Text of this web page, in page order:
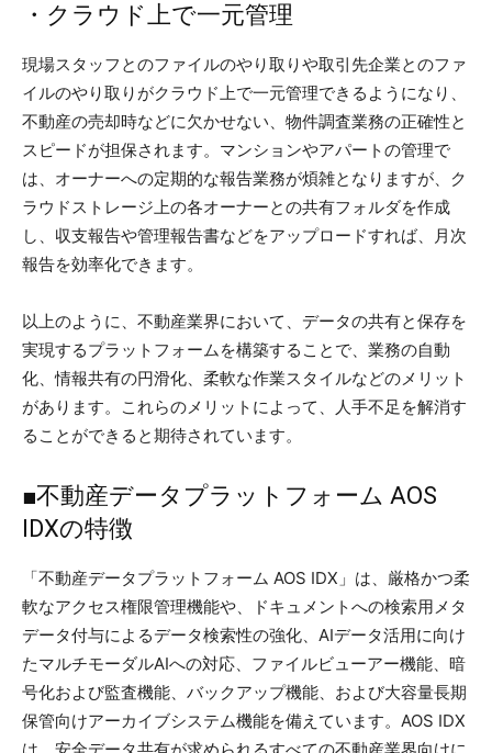
・クラウド上で一元管理
現場スタッフとのファイルのやり取りや取引先企業とのファ
イルのやり取りがクラウド上で一元管理できるようになり、
不動産の売却時などに欠かせない、物件調査業務の正確性と
スピードが担保されます。マンションやアパートの管理で
は、オーナーへの定期的な報告業務が煩雑となりますが、ク
ラウドストレージ上の各オーナーとの共有フォルダを作成
し、収支報告や管理報告書などをアップロードすれば、月次
報告を効率化できます。
以上のように、不動産業界において、データの共有と保存を
実現するプラットフォームを構築することで、業務の自動
化、情報共有の円滑化、柔軟な作業スタイルなどのメリット
があります。これらのメリットによって、人手不足を解消す
ることができると期待されています。
■不動産データプラットフォーム AOS
IDXの特徴
「不動産データプラットフォーム AOS IDX」は、厳格かつ柔
軟なアクセス権限管理機能や、ドキュメントへの検索用メタ
データ付与によるデータ検索性の強化、AIデータ活用に向け
たマルチモーダルAIへの対応、ファイルビューアー機能、暗
号化および監査機能、バックアップ機能、および大容量長期
保管向けアーカイブシステム機能を備えています。AOS IDX